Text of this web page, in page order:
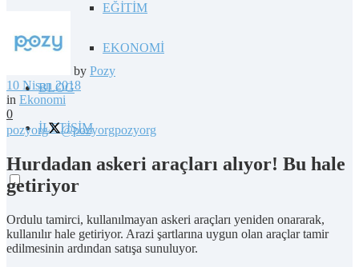
EĞİTİM
EKONOMİ
BLOG
İLETİŞİM
by Pozy
10 Nisan 2018
in Ekonomi
0
pozyorg
@pozyorgpozyorg
Hurdadan askeri araçları alıyor! Bu hale
getiriyor
Ordulu tamirci, kullanılmayan askeri araçları yeniden onararak,
kullanılır hale getiriyor. Arazi şartlarına uygun olan araçlar tamir
edilmesinin ardından satışa sunuluyor.